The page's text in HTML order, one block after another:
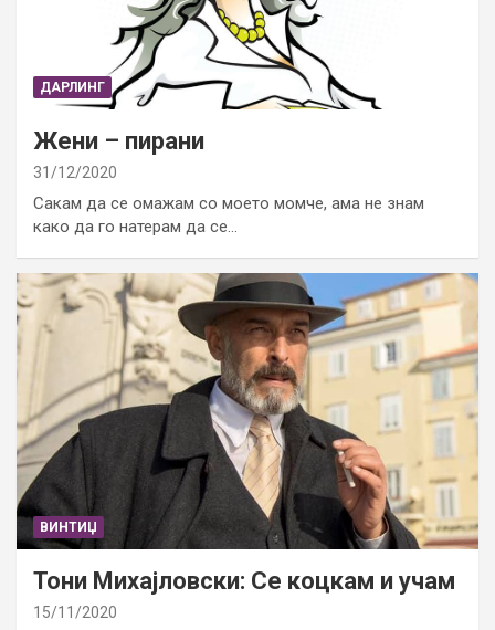
ДАРЛИНГ
Жени – пирани
31/12/2020
Сакам да се омажам со моето момче, ама не знам
како да го натерам да се…
ВИНТИЏ
Тони Михајловски: Се коцкам и учам
15/11/2020